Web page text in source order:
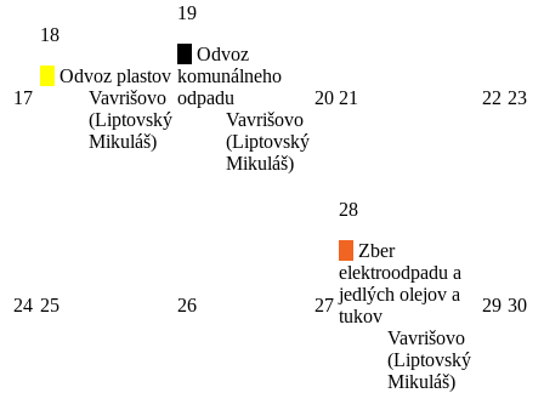
17
18
Odvoz plastov
Vavrišovo
(Liptovský
Mikuláš)
19
Odvoz
komunálneho
odpadu
Vavrišovo
(Liptovský
Mikuláš)
20 21 22 23
24 25 26 27
28
Zber
elektroodpadu a
jedlých olejov a
tukov
Vavrišovo
(Liptovský
Mikuláš)
29 30